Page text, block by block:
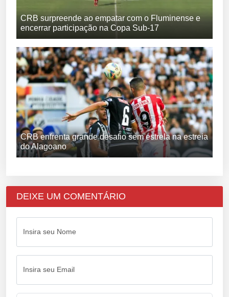
CRB surpreende ao empatar com o Fluminense e
encerrar participação na Copa Sub-17
CRB enfrenta grande desafio sem estrela na estreia
do Alagoano
DEIXE UM COMENTÁRIO
Insira seu Nome
Insira seu Email